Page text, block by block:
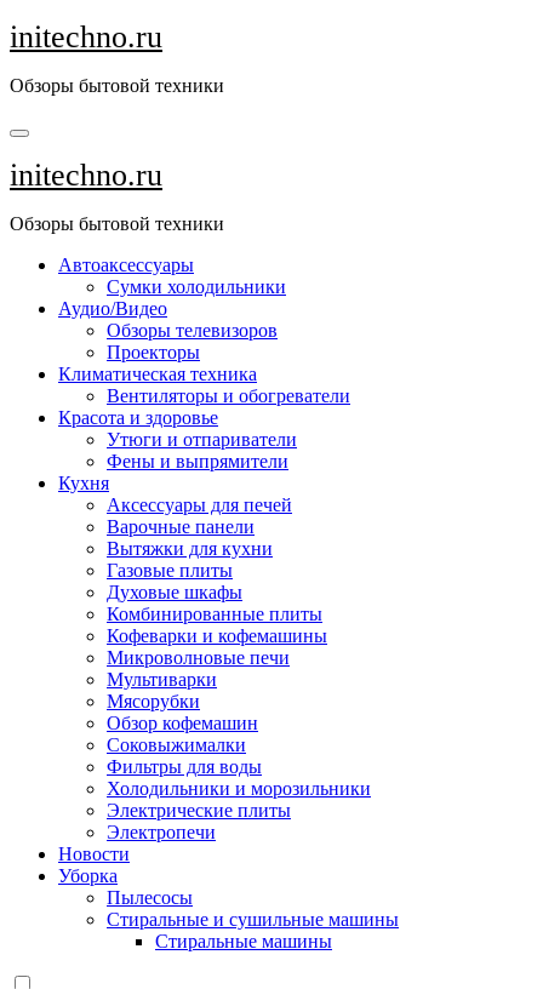
Перейти
к
initechno.ru
Обзоры бытовой техники
initechno.ru
Обзоры бытовой техники
Автоаксессуары
Сумки холодильники
Аудио/Видео
Обзоры телевизоров
Проекторы
Климатическая техника
Вентиляторы и обогреватели
Красота и здоровье
Утюги и отпариватели
Фены и выпрямители
Кухня
Аксессуары для печей
Варочные панели
Вытяжки для кухни
Газовые плиты
Духовые шкафы
Комбинированные плиты
Кофеварки и кофемашины
Микроволновые печи
Мультиварки
Мясорубки
Обзор кофемашин
Соковыжималки
Фильтры для воды
Холодильники и морозильники
Электрические плиты
Электропечи
Новости
Уборка
Пылесосы
Стиральные и сушильные машины
Стиральные машины